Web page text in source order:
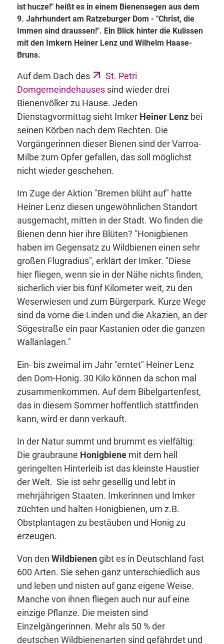
ist hucze!" heißt es in einem Bienensegen aus dem
9. Jahrhundert am Ratzeburger Dom - "Christ, die
Immen sind draussen!". Ein Blick hinter die Kulissen
mit den Imkern Heiner Lenz und Wilhelm Haase-
Bruns.
Auf dem Dach des
St. Petri
Domgemeindehausessind wieder drei
Bienenvölker zu Hause. Jeden
Dienstagvormittag sieht Imker Heiner Lenzbei
seinen Körben nach dem Rechten. Die
Vorgängerinnen dieser Bienen sind der Varroa-
Milbe zum Opfer gefallen, das soll möglichst
nicht wieder geschehen.
Im Zuge der Aktion "Bremen blüht auf" hatte
Heiner Lenz diesen ungewöhnlichen Standort
ausgemacht, mitten in der Stadt. Wo finden die
Bienen denn hier ihre Blüten? "Honigbienen
haben im Gegensatz zu Wildbienen einen sehr
großen Flugradius", erklärt der Imker. "Diese
hier fliegen, wenn sie in der Nähe nichts finden,
sicherlich vier bis fünf Kilometer weit, zu den
Weserwiesen und zum Bürgerpark. Kurze Wege
sind da vorne die Linden und die Akazien, an der
Sögestraße ein paar Kastanien oder die ganzen
Wallanlagen."
Ein- bis zweimal im Jahr "erntet" Heiner Lenz
den Dom-Honig. 30 Kilo können da schon mal
zusammenkommen. Auf dem Bibelgartenfest,
das in diesem Sommer hoffentlich stattfinden
kann, wird er dann verkauft.
In der Natur summt und brummt es vielfältig:
Die graubraune Honigbiene mit dem hell
geringelten Hinterleib ist das kleinste Haustier
der Welt. Sie ist sehr gesellig und lebt in
mehrjährigen Staaten. Imkerinnen und Imker
züchten und halten Honigbienen, um z.B.
Obstplantagen zu bestäuben und Honig zu
erzeugen.
Von den Wildbienengibt es in Deutschland fast
600 Arten. Sie sehen ganz unterschiedlich aus
und leben und nisten auf ganz eigene Weise.
Manche von ihnen fliegen auch nur auf eine
einzige Pflanze. Die meisten sind
Einzelgängerinnen. Mehr als 50 % der
deutschen Wildbienenarten sind gefährdet und